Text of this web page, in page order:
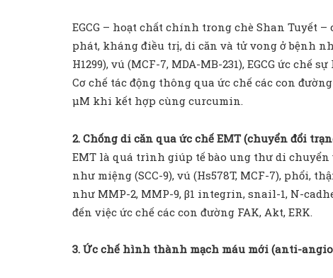
EGCG – hoạt chất chính trong chè Shan Tuyết
phát, kháng điều trị, di căn và tử vong ở bệnh
H1299), vú (MCF-7, MDA-MB-231), EGCG ức
Cơ chế tác động thông qua ức chế các con
µM khi kết hợp cùng curcumin.
2. Chống di căn qua ức chế EMT (chuyển đổi
EMT là quá trình giúp tế bào ung thư di chuyển
như miệng (SCC-9), vú (Hs578T, MCF-7), phổi,
như MMP-2, MMP-9, β1 integrin, snail-1, N-
đến việc ức chế các con đường FAK, Akt, ERK.
3. Ức chế hình thành mạch máu mới (anti-